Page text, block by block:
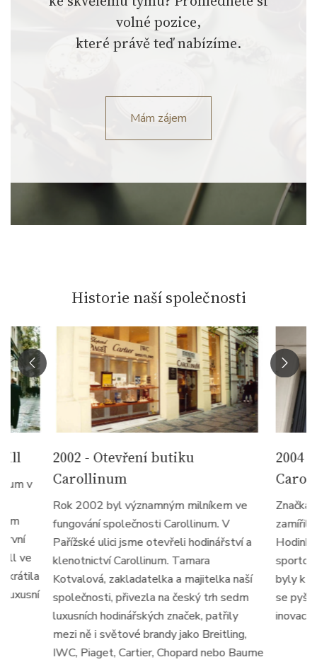
volné pozice,
které právě teď nabízíme.
Mám zájem
Historie naší společnosti
v
ve
zkrátila
luxusní
2002 - Otevření butiku
Carollinum
Rok 2002 byl významným milníkem ve
fungování společnosti Carollinum. V
Pařížské ulici jsme otevřeli hodinářství a
klenotnictví Carollinum. Tamara
Kotvalová, zakladatelka a majitelka naší
společnosti, přivezla na český trh sedm
luxusních hodinářských značek, patřily
mezi ně i světové brandy jako Breitling,
IWC, Piaget, Cartier, Chopard nebo Baume
2004-
Značka
byly k
se